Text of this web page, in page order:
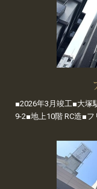
■2026年3月竣工■大塚
9-2■地上10階 RC造■